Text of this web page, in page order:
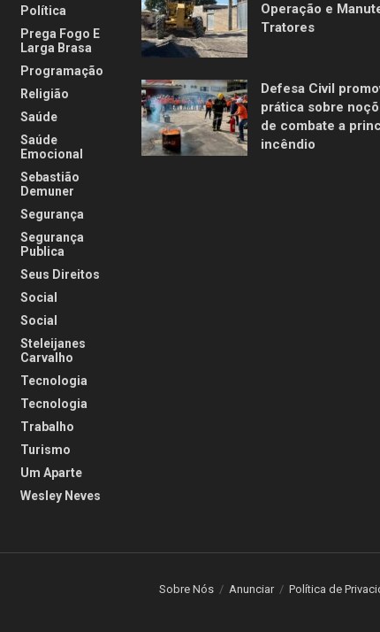
Política
Prega Fogo E
Larga Brasa
Programação
Religião
Saúde
Saúde
Emocional
Sebastião
Demuner
Segurança
Segurança
Publica
Seus Direitos
Social
Social
Steleijanes
Carvalho
Tecnologia
Tecnologia
Trabalho
Turismo
Um Aparte
Wesley Neves
Operação e
Tratores
Defesa Civil
prática sobre
de combate a
incêndio
Sobre Nós Anunciar Política de